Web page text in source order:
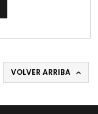
VOLVER ARRIBA 